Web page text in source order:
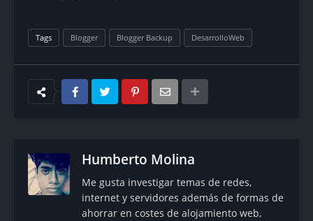
Tags Blogger Blogger Backup DesarrolloWeb
Humberto Molina
Me gusta investigar temas de redes,
internet y servidores además de formas de
ahorrar en costes de alojamiento web,